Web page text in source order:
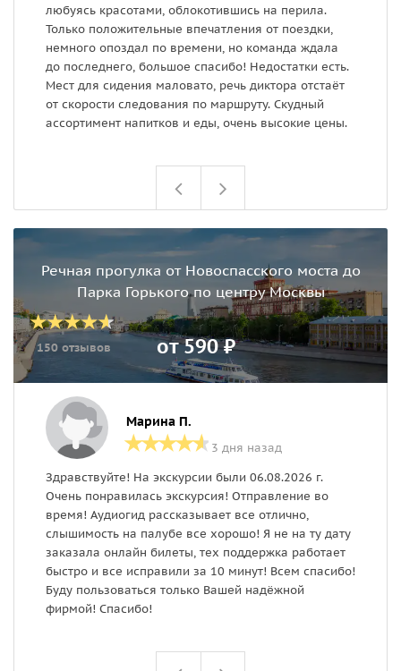
любуясь красотами, облокотившись на перила.
Только положительные впечатления от поездки,
немного опоздал по времени, но команда ждала
до последнего, большое спасибо! Недостатки есть.
Мест для сидения маловато, речь диктора отстаёт
от скорости следования по маршруту. Скудный
ассортимент напитков и еды, очень высокие цены.
Речная прогулка от Новоспасского моста до
Парка Горького по центру Москвы
150 отзывов от 590 ₽
Марина П.
3 дня назад
Здравствуйте! На экскурсии были 06.08.2026 г.
Очень понравилась экскурсия! Отправление во
время! Аудиогид рассказывает все отлично,
слышимость на палубе все хорошо! Я не на ту дату
заказала онлайн билеты, тех поддержка работает
быстро и все исправили за 10 минут! Всем спасибо!
Буду пользоваться только Вашей надёжной
фирмой! Спасибо!